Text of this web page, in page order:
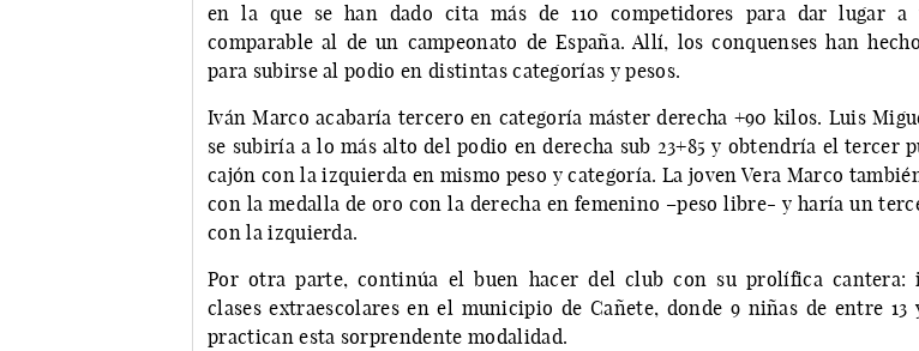
en la que se han dado cita más de 110 competidores para dar lugar
comparable al de un campeonato de España. Allí, los conquenses han
para subirse al podio en distintas categorías y pesos.
Iván Marco acabaría tercero en categoría máster derecha +90 kilos. Luis
se subiría a lo más alto del podio en derecha sub 23+85 y obtendría el tercer
cajón con la izquierda en mismo peso y categoría. La joven Vera Marco
con la medalla de oro con la derecha en femenino –peso libre- y haría un
con la izquierda.
Por otra parte, continúa el buen hacer del club con su prolífica cantera:
clases extraescolares en el municipio de Cañete, donde 9 niñas de entre 13
practican esta sorprendente modalidad.